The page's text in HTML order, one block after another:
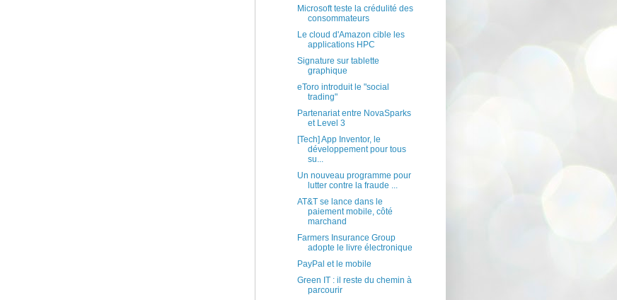
Microsoft teste la crédulité des
consommateurs
Le cloud d'Amazon cible les
applications HPC
Signature sur tablette
graphique
eToro introduit le "social
trading"
Partenariat entre NovaSparks
et Level 3
[Tech] App Inventor, le
développement pour tous
su...
Un nouveau programme pour
lutter contre la fraude ...
AT&T se lance dans le
paiement mobile, côté
marchand
Farmers Insurance Group
adopte le livre électronique
PayPal et le mobile
Green IT : il reste du chemin à
parcourir